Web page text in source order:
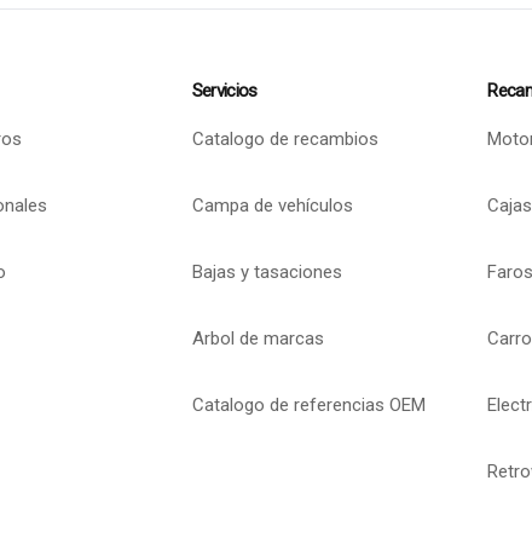
Servicios
Catalogo de recambios
Campa de vehículos
Bajas y tasaciones
Arbol de marcas
Catalogo de referencias OEM